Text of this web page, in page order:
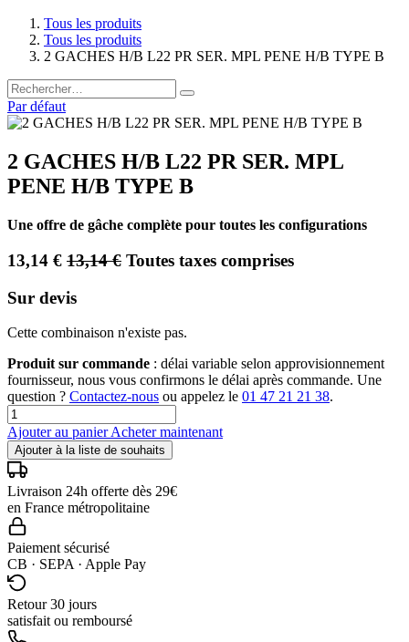
Tous les produits
Tous les produits
2 GACHES H/B L22 PR SER. MPL PENE H/B TYPE B
Par défaut
2 GACHES H/B L22 PR SER. MPL
PENE H/B TYPE B
Une offre de gâche complète pour toutes les configurations
13,14 € 13,14€ Toutes taxes comprises
Sur devis
Cette combinaison n'existe pas.
Produit sur commande : délai variable selon approvisionnement
fournisseur, nous vous confirmons le délai après commande. Une
question ? Contactez-nous ou appelez le 01 47 21 21 38.
Ajouter au panierAcheter maintenant
Ajouter à la liste de souhaits
Livraison 24h offerte dès 29€
en France métropolitaine
Paiement sécurisé
CB · SEPA · Apple Pay
Retour 30 jours
satisfait ou remboursé